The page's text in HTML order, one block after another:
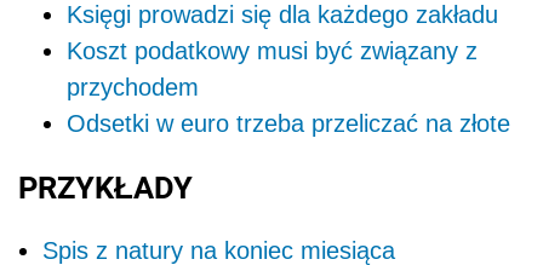
Księgi prowadzi się dla każdego zakładu
Koszt podatkowy musi być związany z
przychodem
Odsetki w euro trzeba przeliczać na złote
PRZYKŁADY
Spis z natury na koniec miesiąca